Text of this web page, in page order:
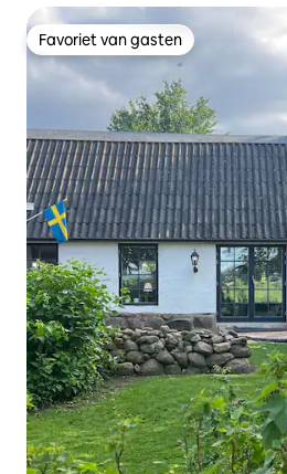
Favoriet van gasten
Favoriet van gasten